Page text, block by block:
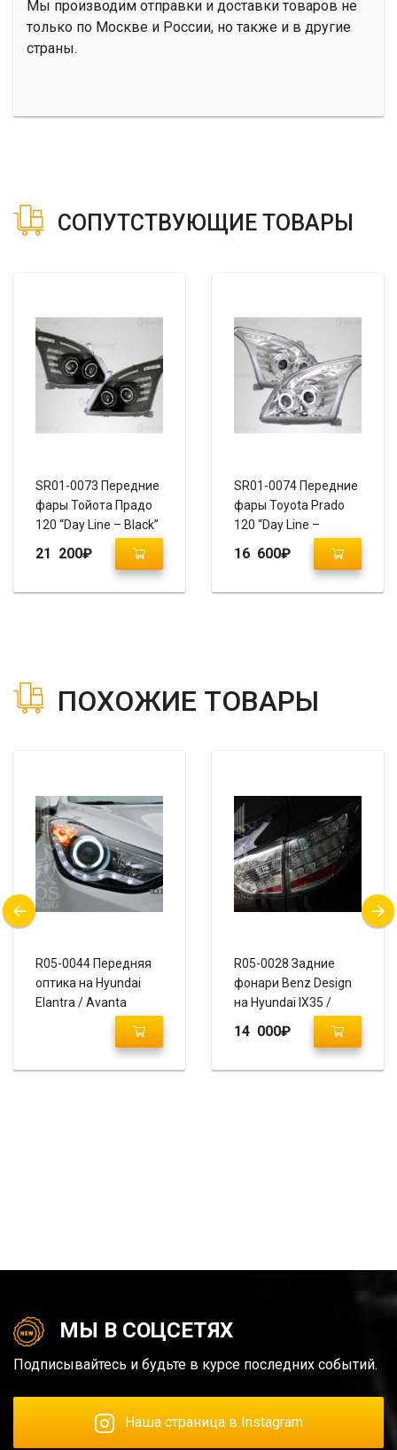
Мы производим отправки и доставки товаров не
только по Москве и России, но также и в другие
страны.
СОПУТСТВУЮЩИЕ ТОВАРЫ
SR01-0073 Передние
фары Тойота Прадо
120 “Day Line – Black”
21 200₽
SR01-0074 Передние
фары Toyota Prado
120 “Day Line –
16 600₽
ПОХОЖИЕ ТОВАРЫ
R05-0044 Передняя
оптика на Hyundai
Elantra / Avanta
R05-0028 Задние
фонари Benz Design
на Hyundai IX35 /
Tucson IX
(прозрачные, хром)
14 000₽
МЫ В СОЦСЕТЯХ
Подписывайтесь и будьте в курсе последних событий.
Наша страница в Instagram